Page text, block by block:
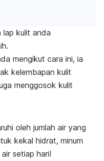
lap kulit anda
mengikut cara ini, ia
kelembapan kulit
menggosok kulit
oleh jumlah air yang
kekal hidrat, minum
setiap hari!